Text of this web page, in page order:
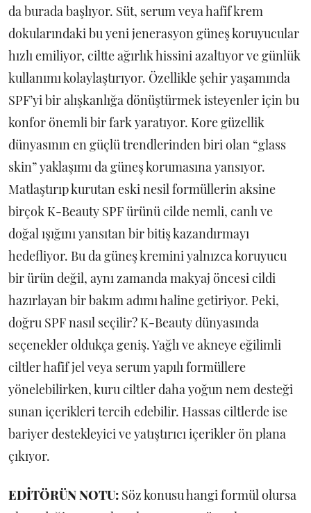
da burada başlıyor. Süt, serum veya hafif krem
dokularındaki bu yeni jenerasyon güneş koruyucular
hızlı emiliyor, ciltte ağırlık hissini azaltıyor ve günlük
kullanımı kolaylaştırıyor. Özellikle şehir yaşamında
SPF’yi bir alışkanlığa dönüştürmek isteyenler için bu
konfor önemli bir fark yaratıyor. Kore güzellik
dünyasının en güçlü trendlerinden biri olan “glass
skin” yaklaşımı da güneş korumasına yansıyor.
Matlaştırıp kurutan eski nesil formüllerin aksine
birçok K-Beauty SPF ürünü cilde nemli, canlı ve
doğal ışığını yansıtan bir bitiş kazandırmayı
hedefliyor. Bu da güneş kremini yalnızca koruyucu
bir ürün değil, aynı zamanda makyaj öncesi cildi
hazırlayan bir bakım adımı haline getiriyor. Peki,
doğru SPF nasıl seçilir? K-Beauty dünyasında
seçenekler oldukça geniş. Yağlı ve akneye eğilimli
ciltler hafif jel veya serum yapılı formüllere
yönelebilirken, kuru ciltler daha yoğun nem desteği
sunan içerikleri tercih edebilir. Hassas ciltlerde ise
bariyer destekleyici ve yatıştırıcı içerikler ön plana
çıkıyor.
EDİTÖRÜN NOTU: Söz konusu hangi formül olursa